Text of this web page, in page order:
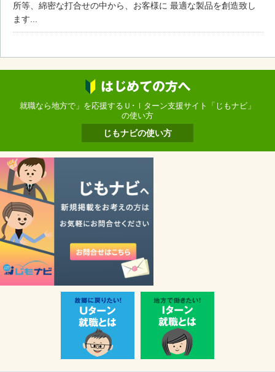
所等、綿密な打合せの中から、お客様に 最適な製品を創造致し
ます...
就職なら地方で」を応援するＵ･Ｉターン支援サイト「じもナビ」
の使い方
じもナビの使い方